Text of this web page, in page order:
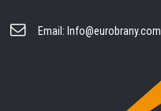
Email: Info@eurobrany.com